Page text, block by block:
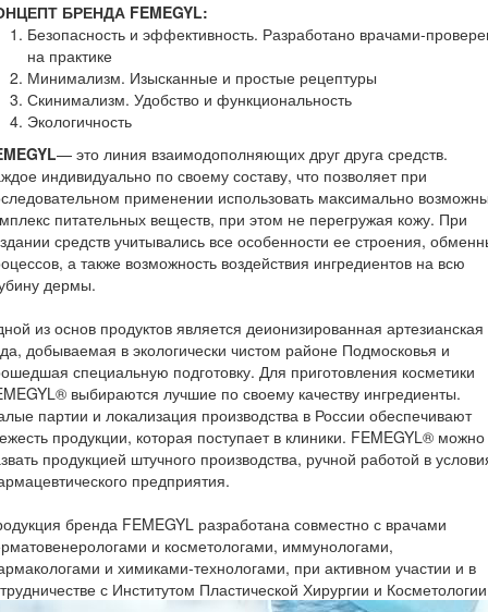
БРЕНДА FEMEGYL:
Безопасность и эффективность. Разработано врачами-
на практике
Минимализм. Изысканные и простые рецептуры
Скинимализм. Удобство и функциональность
Экологичность
— это линия взаимодополняющих друг друга средств.
индивидуально по своему составу, что позволяет при
применении использовать максимально
питательных веществ, при этом не перегружая кожу. При
средств учитывались все особенности ее строения,
а также возможность воздействия ингредиентов на всю
дермы.
из основ продуктов является деионизированная артезианская
добываемая в экологически чистом районе Подмосковья и
специальную подготовку. Для приготовления косметики
выбираются лучшие по своему качеству ингредиенты.
партии и локализация производства в России обеспечивают
продукции, которая поступает в клиники. FEMEGYL® можно
продукцией штучного производства, ручной работой в
предприятия.
бренда FEMEGYL разработана совместно с врачами
и косметологами, иммунологами,
и химиками-технологами, при активном участии и в
с Институтом Пластической Хирургии и